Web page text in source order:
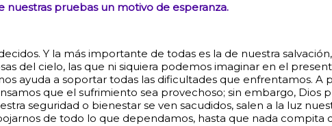
nuestras pruebas un motivo de esperanza.
Y la más importante de todas es la de nuestra
del cielo, las que ni siquiera podemos imaginar en el
ayuda a soportar todas las dificultades que enfrentamos. A
que el sufrimiento sea provechoso; sin embargo,
seguridad o bienestar se ven sacudidos, salen a la luz
de todo lo que dependamos, hasta que nada compita